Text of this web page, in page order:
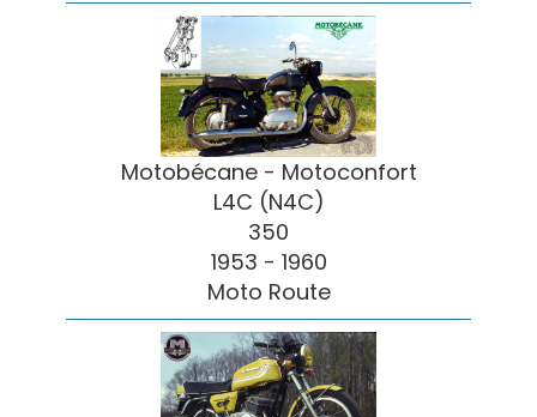
Motobécane - Motoconfort
L4C (N4C)
350
1953 - 1960
Moto Route